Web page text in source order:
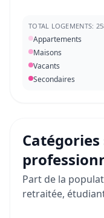
TOTAL LOGEMENTS:
Appartements
Maisons
Vacants
Secondaires
Catégories
Part de la
retraitée,